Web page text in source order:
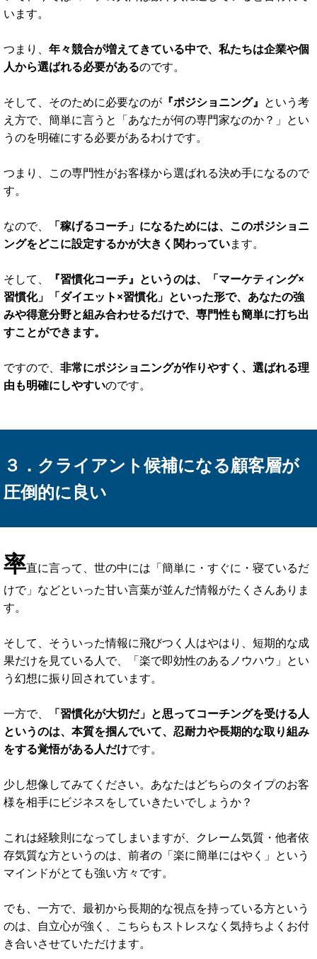
差別化がしやすい
コ
いて、今ではコーチの人口は数千人に達していると言われて
います。
つまり、
年々競合が増えてきている中で、私たちは企業や個
人から選ばれる必要があるのです。
そして、そのために必要なのが
うのを明確にする必要があるわけです。
ングをどこに設定するかが大きく関わっています。
そして、 『習慣化コーチ』というのは、「マーケティング×
すことができます。
ですので、非常にポジショニングが作りやすく、選ばれる理
由も明確にしやすい
３．クライアント候補になる顧客層が
圧倒的に良い
率直に言って、世の中には「簡単に・すぐに・寝ているだ
けで」などといった甘い言葉が並んだ情報がたくさんありま
す。